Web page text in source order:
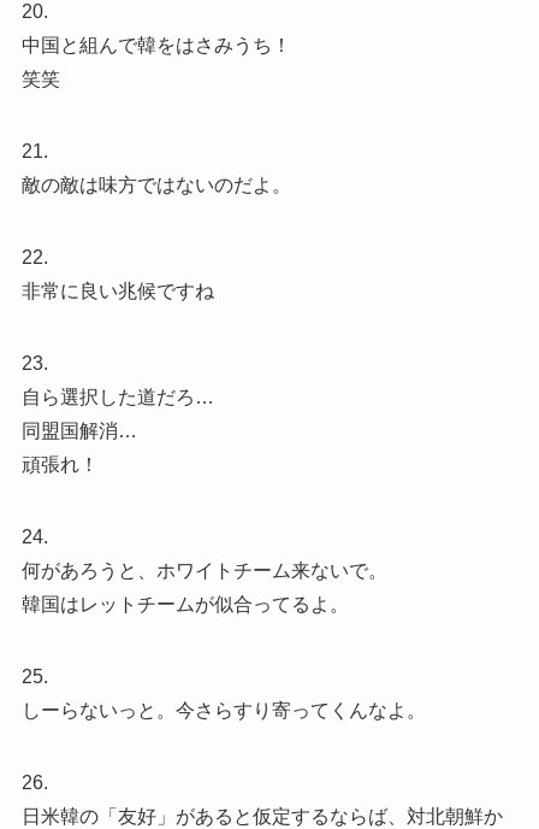
20.
中国と組んで韓をはさみうち！
笑笑
21.
敵の敵は味方ではないのだよ。
22.
非常に良い兆候ですね
23.
自ら選択した道だろ…
同盟国解消…
頑張れ！
24.
何があろうと、ホワイトチーム来ないで。
韓国はレットチームが似合ってるよ。
25.
しーらないっと。今さらすり寄ってくんなよ。
26.
日米韓の「友好」があると仮定するならば、対北朝鮮か